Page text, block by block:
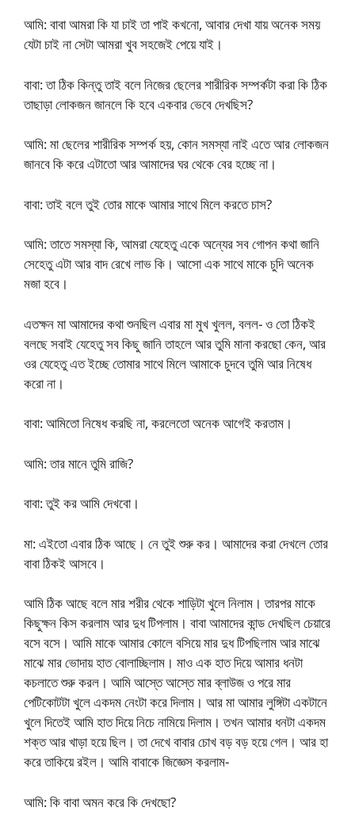
আমি: বাবা আমরা কি যা চাই তা পাই কখনো, আবার দেখা যায় অনেক সময়
যেটা চাই না সেটা আমরা খুব সহজেই পেয়ে যাই।
বাবা: তা ঠিক কিন্তু তাই বলে নিজের ছেলের শারীরিক সম্পর্কটা করা কি ঠিক
তাছাড়া লোকজন জানলে কি হবে একবার ভেবে দেখছিস?
আমি: মা ছেলের শারীরিক সম্পর্ক হয়, কোন সমস্যা নাই এতে আর লোকজন
জানবে কি করে এটাতো আর আমাদের ঘর থেকে বের হচ্ছে না।
বাবা: তাই বলে তুই তোর মাকে আমার সাথে মিলে করতে চাস?
আমি: তাতে সমস্যা কি, আমরা যেহেতু একে অন্যের সব গোপন কথা জানি
সেহেতু এটা আর বাদ রেখে লাভ কি। আসো এক সাথে মাকে চুদি অনেক
মজা হবে।
এতক্ষন মা আমাদের কথা শুনছিল এবার মা মুখ খুলল, বলল- ও তো ঠিকই
বলছে সবাই যেহেতু সব কিছু জানি তাহলে আর তুমি মানা করছো কেন, আর
ওর যেহেতু এত ইচ্ছে তোমার সাথে মিলে আমাকে চুদবে তুমি আর নিষেধ
করো না।
বাবা: আমিতো নিষেধ করছি না, করলেতো অনেক আগেই করতাম।
আমি: তার মানে তুমি রাজি?
বাবা: তুই কর আমি দেখবো।
মা: এইতো এবার ঠিক আছে। নে তুই শুরু কর। আমাদের করা দেখলে তোর
বাবা ঠিকই আসবে।
আমি ঠিক আছে বলে মার শরীর থেকে শাড়িটা খুলে নিলাম। তারপর মাকে
কিছুক্ষন কিস করলাম আর দুধ টিপলাম। বাবা আমাদের কান্ড দেখছিল চেয়ারে
বসে বসে। আমি মাকে আমার কোলে বসিয়ে মার দুধ টিপছিলাম আর মাঝে
মাঝে মার ভোদায় হাত বোলাচ্ছিলাম। মাও এক হাত দিয়ে আমার ধনটা
কচলাতে শুরু করল। আমি আস্তে আস্তে মার ব্লাউজ ও পরে মার
পেটিকোটটা খুলে একদম নেংটা করে দিলাম। আর মা আমার লুঙ্গিটা একটানে
খুলে দিতেই আমি হাত দিয়ে নিচে নামিয়ে দিলাম। তখন আমার ধনটা একদম
শক্ত আর খাড়া হয়ে ছিল। তা দেখে বাবার চোখ বড় বড় হয়ে গেল। আর হা
করে তাকিয়ে রইল। আমি বাবাকে জিজ্ঞেস করলাম-
আমি: কি বাবা অমন করে কি দেখছো?